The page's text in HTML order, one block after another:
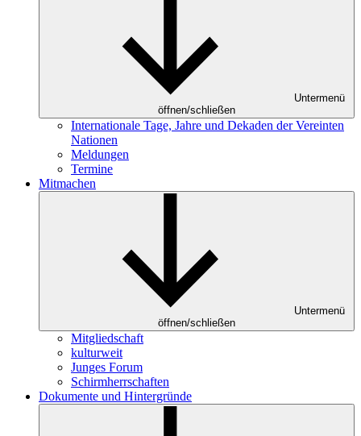
Untermenü
öffnen/schließen
Internationale Tage, Jahre und Dekaden der Vereinten
Nationen
Meldungen
Termine
Mitmachen
Untermenü
öffnen/schließen
Mitgliedschaft
kulturweit
Junges Forum
Schirmherrschaften
Dokumente und Hintergründe